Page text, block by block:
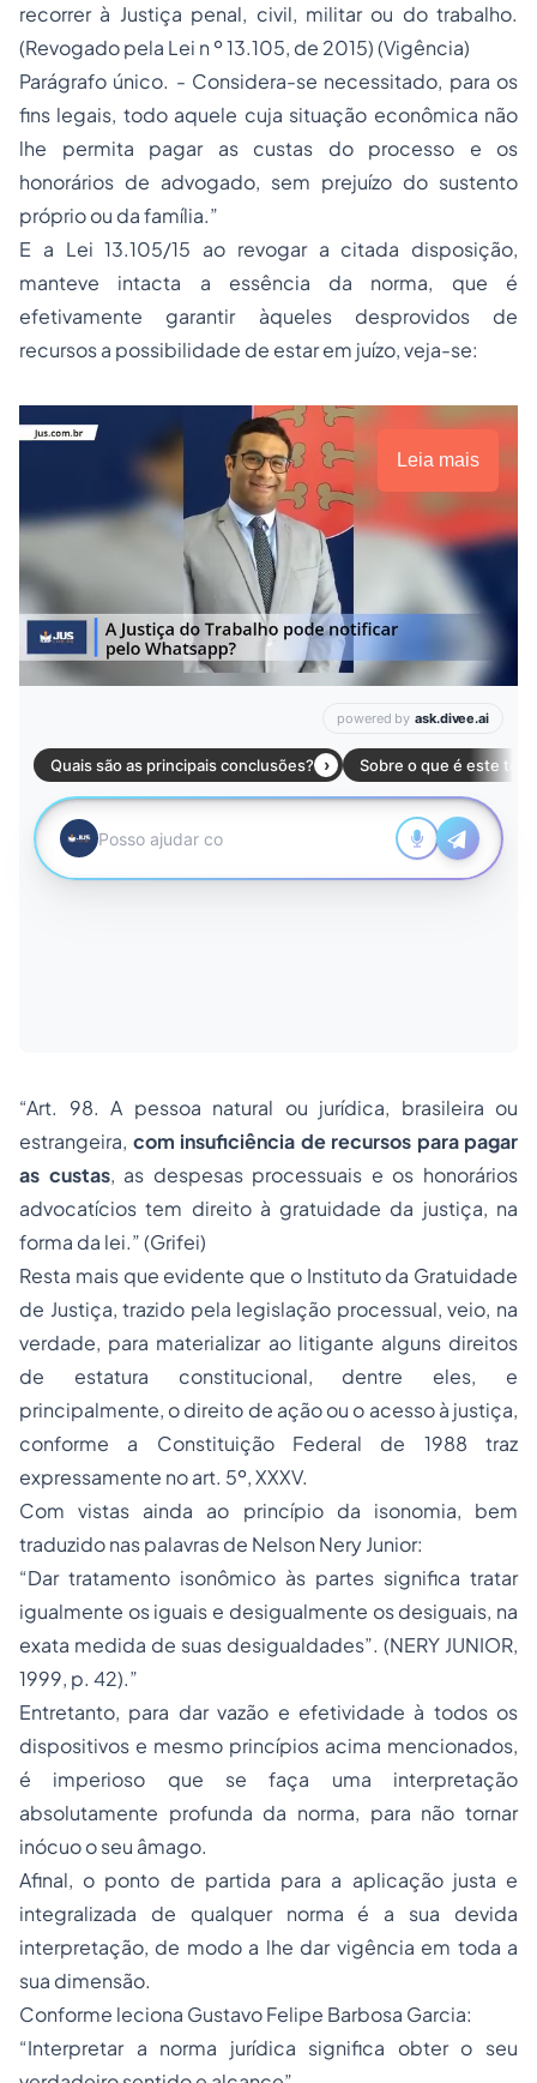
recorrer à Justiça penal, civil, militar ou do trabalho.
(Revogado pela Lei n º 13.105, de 2015) (Vigência)
Parágrafo único. - Considera-se necessitado, para os
fins legais, todo aquele cuja situação econômica não
lhe permita pagar as custas do processo e os
honorários de advogado, sem prejuízo do sustento
próprio ou da família.”
E a Lei13.105/15 ao revogar a citada disposição,
manteve intacta a essência da norma, que é
efetivamente garantir àqueles desprovidos de
recursos a possibilidade de estar em juízo, veja-se:
Leia mais
“Art. 98. A pessoa natural ou jurídica, brasileira ou
estrangeira, com insuficiência de recursos para pagar
as custas, as despesas processuais e os honorários
advocatícios tem direito à gratuidade da justiça, na
forma da lei.” (Grifei)
Resta mais que evidente que o Instituto da Gratuidade
de Justiça, trazido pela legislação processual, veio, na
verdade, para materializar ao litigante alguns direitos
de estatura constitucional, dentre eles, e
principalmente, o direito de ação ou o acesso à justiça,
conforme a Constituição Federal de 1988 traz
expressamente no art. 5º,XXXV.
Com vistas ainda ao princípio da isonomia, bem
traduzido nas palavras de Nelson Nery Junior:
“Dar tratamento isonômico às partes significa tratar
igualmente os iguais e desigualmente os desiguais, na
exata medida de suas desigualdades”. (NERY JUNIOR,
1999, p. 42).”
Entretanto, para dar vazão e efetividade à todos os
dispositivos e mesmo princípios acima mencionados,
é imperioso que se faça uma interpretação
absolutamente profunda da norma, para não tornar
inócuo o seu âmago.
Afinal, o ponto de partida para a aplicação justa e
integralizada de qualquer norma é a sua devida
interpretação, de modo a lhe dar vigência em toda a
sua dimensão.
Conforme leciona Gustavo Felipe Barbosa Garcia:
“Interpretar a norma jurídica significa obter o seu